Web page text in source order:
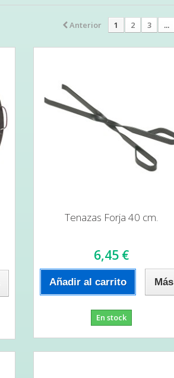
Anterior 1 2 3 ...
Tenazas Forja 40 cm.
6,45 €
Añadir al carrito Más
En stock